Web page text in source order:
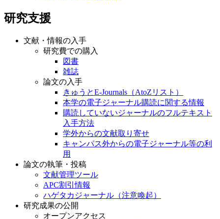
研究支援
文献・情報の入手
研究費での購入
図書
雑誌
論文の入手
きゅうとE-Journals（AtoZリスト）
本学の電子ジャーナル購読に関する情報
購読していないジャーナルのフルテキスト
入手方法
学外からの文献取り寄せ
キャンパス外からの電子ジャーナル等の利
用
論文の執筆・投稿
文献管理ツール
APC割引情報
ハゲタカジャーナル（注意喚起）
研究成果の公開
オープンアクセス